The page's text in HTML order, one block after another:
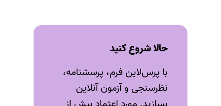
حالا شروع کنید
با پرس‌لاین فرم، پرسشنامه،
نظرسنجی و آزمون‌ آنلاین